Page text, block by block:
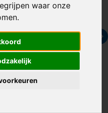
waar onze